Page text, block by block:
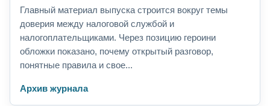
Главный материал выпуска строится вокруг темы
доверия между налоговой службой и
налогоплательщиками. Через позицию героини
обложки показано, почему открытый разговор,
понятные правила и свое...
Архив журнала